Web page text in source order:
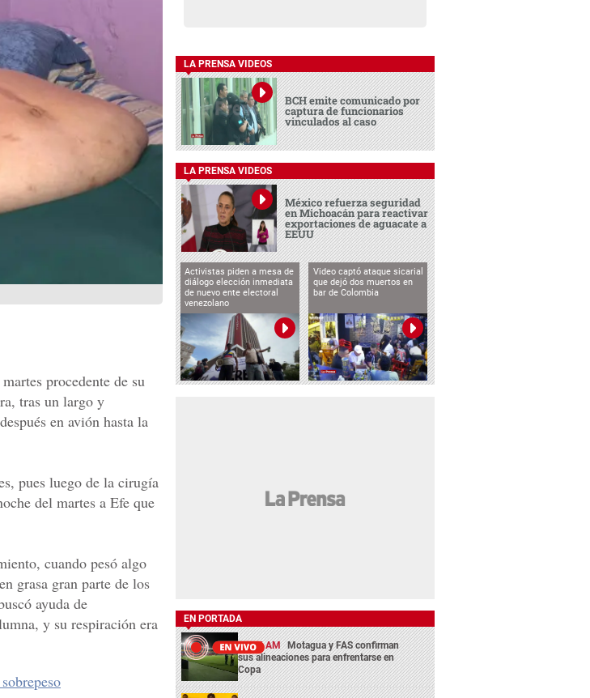
procedente de su
tras un largo y
en avión hasta la
pues luego de la cirugía
del martes a Efe que
cuando pesó algo
grasa gran parte de los
ayuda de
y su respiración era
LA PRENSA VIDEOS
BCH emite comunicado por
captura de funcionarios
vinculados al caso
LA PRENSA VIDEOS
México refuerza seguridad
en Michoacán para reactivar
exportaciones de aguacate a
EEUU
Activistas piden a mesa de
diálogo elección inmediata
de nuevo ente electoral
venezolano
Video captó ataque sicarial
que dejó dos muertos en
bar de Colombia
EN PORTADA
11:45 AM Motagua y FAS confirman
sus alineaciones para enfrentarse en
Copa